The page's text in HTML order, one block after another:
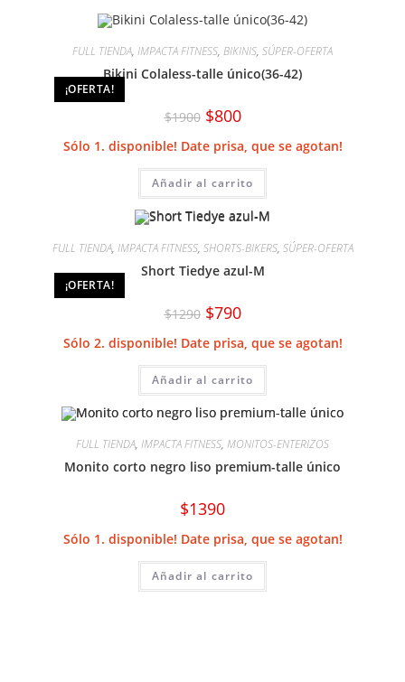
¡OFERTA!
FULL TIENDA, IMPACTA FITNESS, BIKINIS, SÚPER-OFERTA
Bikini Colaless-talle único(36-42)
$1900 El
precio
original
era:
$800El
precio
es:
Sólo 1. disponible! Date prisa, que se agotan!
Añadir al carrito
¡OFERTA!
FULL TIENDA, IMPACTA FITNESS, SHORTS-BIKERS, SÚPER-OFERTA
Short Tiedye azul-M
$1290 El
precio
original
era:
$790El
precio
es:
Sólo 2. disponible! Date prisa, que se agotan!
Añadir al carrito
FULL TIENDA, IMPACTA FITNESS, MONITOS-ENTERIZOS
Monito corto negro liso premium-talle único
$1390
Sólo 1. disponible! Date prisa, que se agotan!
Añadir al carrito